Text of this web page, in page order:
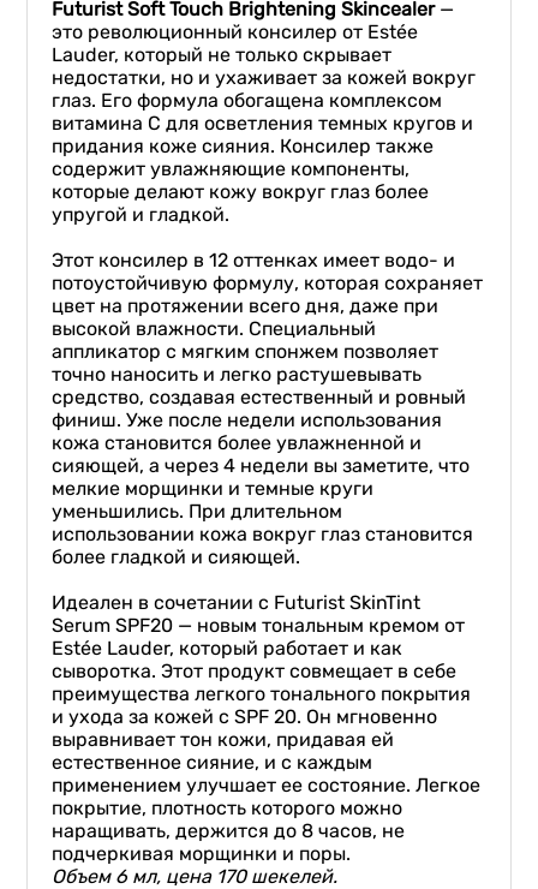
Futurist Soft Touch Brightening Skincealer—
это революционный консилер от Estée
Lauder, который не только скрывает
недостатки, но и ухаживает за кожей вокруг
глаз. Его формула обогащена комплексом
витамина С для осветления темных кругов и
придания коже сияния. Консилер также
содержит увлажняющие компоненты,
которые делают кожу вокруг глаз более
упругой и гладкой.
Этот консилер в 12 оттенках имеет водо- и
потоустойчивую формулу, которая сохраняет
цвет на протяжении всего дня, даже при
высокой влажности. Специальный
аппликатор с мягким спонжем позволяет
точно наносить и легко растушевывать
средство, создавая естественный и ровный
финиш. Уже после недели использования
кожа становится более увлажненной и
сияющей, а через 4 недели вы заметите, что
мелкие морщинки и темные круги
уменьшились. При длительном
использовании кожа вокруг глаз становится
более гладкой и сияющей.
Идеален в сочетании с Futurist SkinTint
Serum SPF20 — новым тональным кремом от
Estée Lauder, который работает и как
сыворотка. Этот продукт совмещает в себе
преимущества легкого тонального покрытия
и ухода за кожей с SPF 20. Он мгновенно
выравнивает тон кожи, придавая ей
естественное сияние, и с каждым
применением улучшает ее состояние. Легкое
покрытие, плотность которого можно
наращивать, держится до 8 часов, не
подчеркивая морщинки и поры.
Объем 6 мл, цена 170 шекелей.